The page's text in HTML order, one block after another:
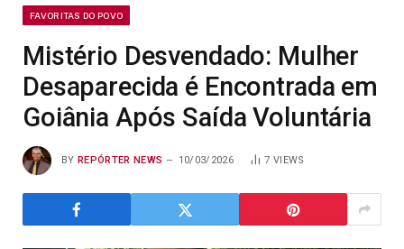
FAVORITAS DO POVO
Mistério Desvendado: Mulher
Desaparecida é Encontrada em
Goiânia Após Saída Voluntária
BY REPÓRTER NEWS 10/03/2026 7 VIEWS